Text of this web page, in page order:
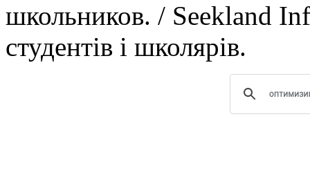
школьников. / Seekland
студентів і школярів.